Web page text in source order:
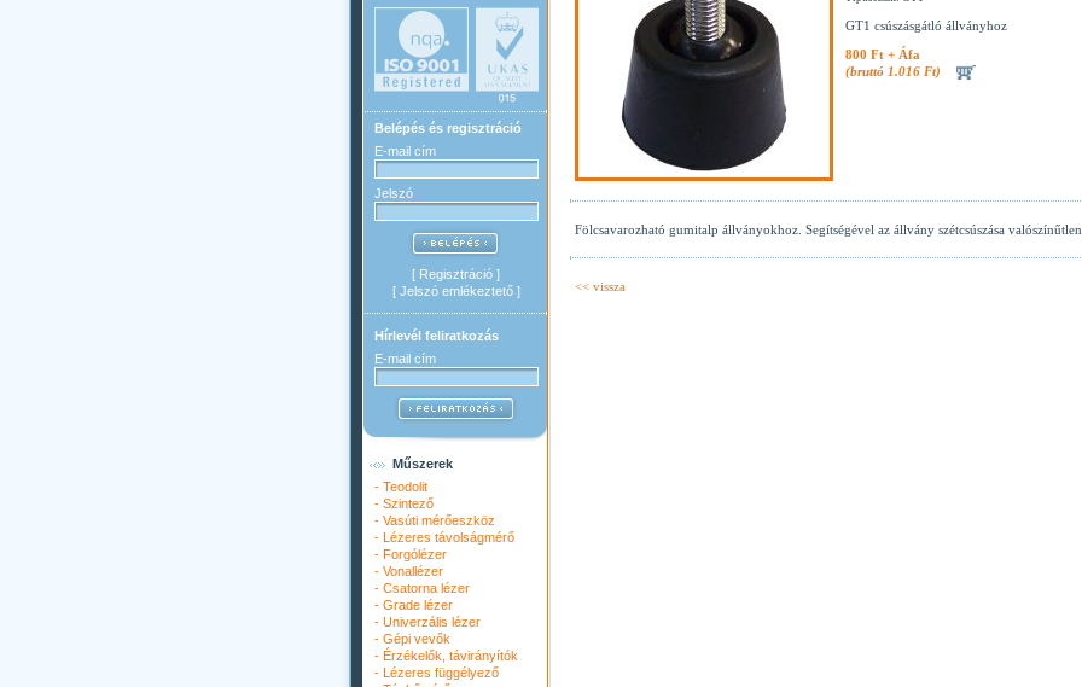
Belépés és regisztráció
E-mail cím
Jelszó
[ Regisztráció ]
[ Jelszó emlékeztető]
Hírlevél feliratkozás
E-mail cím
Műszerek
- Teodolit
- Szintező
- Vasúti mérőeszköz
- Lézeres távolságmérő
- Forgólézer
- Vonallézer
- Csatorna lézer
- Grade lézer
- Univerzális lézer
- Gépi vevők
- Érzékelők, távirányítók
- Lézeres függélyező
GT1 csúszásgátló állványhoz
800 Ft + Áfa
(bruttó 1.016 Ft)
Fölcsavarozható gumitalp állványokhoz. Segítségével az állvány szétcsúszása
<< vissza